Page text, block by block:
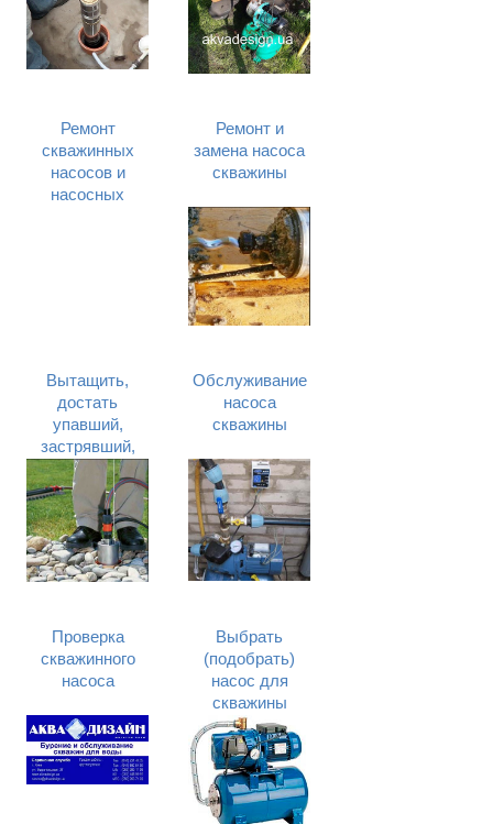
Ремонт
скважинных
насосов и
насосных
Ремонт и
замена насоса
скважины
Вытащить,
достать
упавший,
застрявший,
оборвавшийся,
заклинивший
насос скважины
в Киеве и
Киевской
области
Обслуживание
насоса
скважины
Проверка
скважинного
насоса
Выбрать
(подобрать)
насос для
скважины